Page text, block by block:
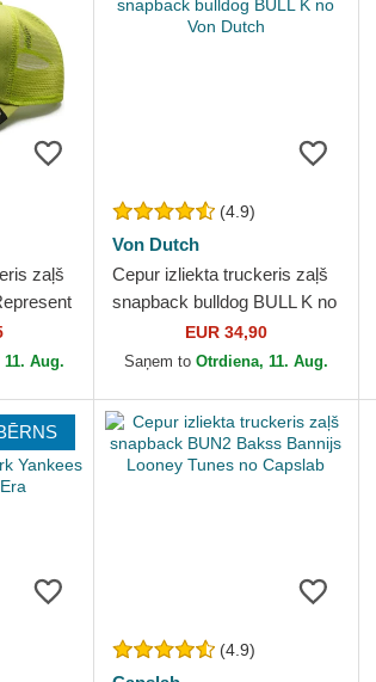
zaļš
Bros.
Aug.
(4.9)
Von Dutch
Cepur izliekta truckeris zaļš
snapback bulldog BULL K no
Von DutchEUR 34,90
Saņem to Otrdiena, 11. Aug.
(4.9)